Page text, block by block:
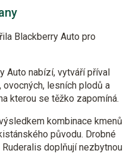
Blackberry Auto pro
Auto nabízí, vytváří příval
ovocných, lesních plodů a
kterou se těžko zapomíná.
kombinace kmenů
původu. Drobné
doplňují nezbytnou